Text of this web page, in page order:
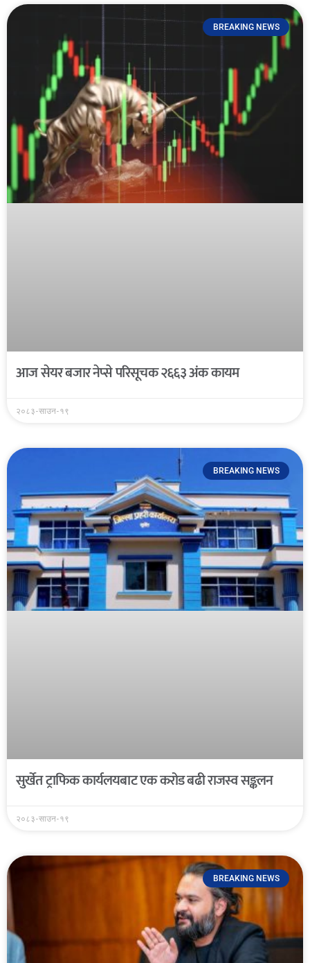
BREAKING NEWS
आज सेयर बजार नेप्से परिसूचक २६६३ अंक कायम
२०८३-साउन-१९
BREAKING NEWS
सुर्खेत ट्राफिक कार्यलयबाट एक करोड बढी राजस्व सङ्कलन
२०८३-साउन-१९
BREAKING NEWS